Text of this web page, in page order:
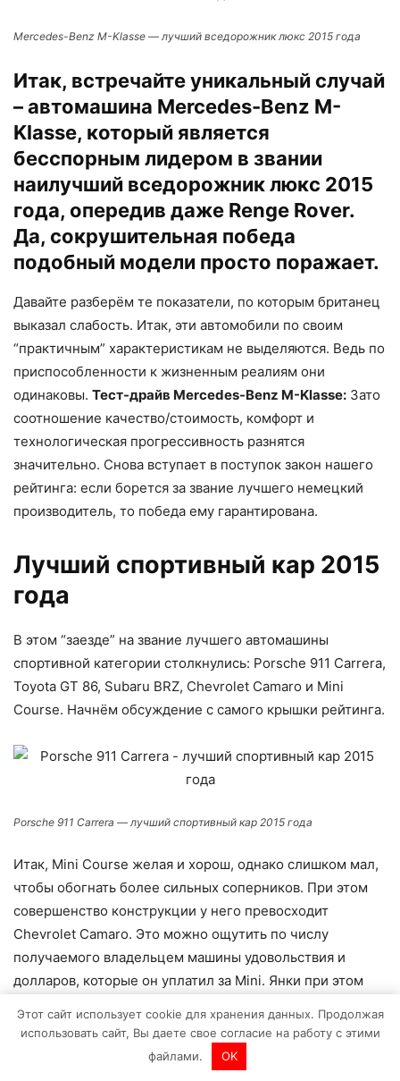
Mercedes-Benz M-Klasse — лучший вседорожник люкс 2015 года
Итак, встречайте уникальный случай
– автомашина Mercedes-Benz M-
Klasse, который является
бесспорным лидером в звании
наилучший вседорожник люкс 2015
года, опередив даже Renge Rover.
Да, сокрушительная победа
подобный модели просто поражает.
Давайте разберём те показатели, по которым британец
выказал слабость. Итак, эти автомобили по своим
“практичным” характеристикам не выделяются. Ведь по
приспособленности к жизненным реалиям они
одинаковы. Тест-драйв Mercedes-Benz M-Klasse: Зато
соотношение качество/стоимость, комфорт и
технологическая прогрессивность разнятся
значительно. Снова вступает в поступок закон нашего
рейтинга: если борется за звание лучшего немецкий
производитель, то победа ему гарантирована.
Лучший спортивный кар 2015
года
В этом “заезде” на звание лучшего автомашины
спортивной категории столкнулись: Porsche 911 Carrera,
Toyota GT 86, Subaru BRZ, Chevrolet Camaro и Mini
Course. Начнём обсуждение с самого крышки рейтинга.
Porsche 911 Carrera — лучший спортивный кар 2015 года
Итак, Mini Course желая и хорош, однако слишком мал,
чтобы обогнать более сильных соперников. При этом
совершенство конструкции у него превосходит
Chevrolet Camaro. Это можно ощутить по числу
получаемого владельцем машины удовольствия и
долларов, которые он уплатил за Mini. Янки при этом
спортивной машины такое качество стоит на
заключительном месте, что нельзя сказать о внешнем
виде. И здесь Camaro немножко вырвался вперёд, ведь
Этот сайт использует cookie для хранения данных. Продолжая
использовать сайт, Вы даете свое согласие на работу с этими
файлами.
OK